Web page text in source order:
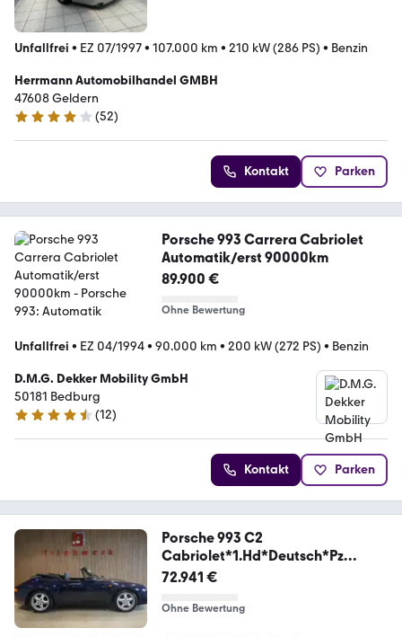
Unfallfrei • EZ 07/1997• 107.000 km • 210 kW (286 PS) • Benzin
Herrmann Automobilhandel GMBH
47608 Geldern
4 Sterne
(52)
Kontakt Parken
Porsche 993 Carrera Cabriolet
Automatik/erst 90000km
89.900 €
Ohne Bewertung
Unfallfrei • EZ 04/1994• 90.000 km • 200 kW (272 PS) • Benzin
D.M.G. Dekker Mobility GmbH
50181 Bedburg
4.6 Sterne
(12)
Kontakt Parken
Porsche 993 C2
Cabriolet*1.Hd*Deutsch*Pz
Scheckheft*
72.941 €
Ohne Bewertung